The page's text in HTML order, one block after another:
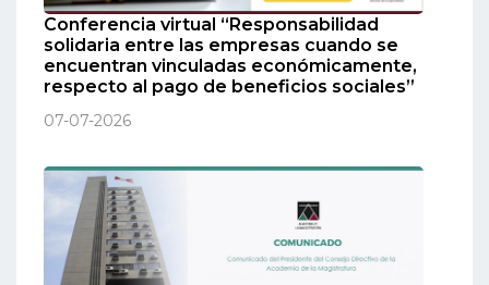
Conferencia virtual “Responsabilidad
solidaria entre las empresas cuando se
encuentran vinculadas económicamente,
respecto al pago de beneficios sociales”
07-07-2026